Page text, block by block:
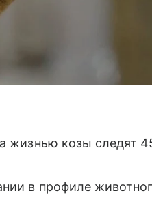
жизнью козы следят
в профиле